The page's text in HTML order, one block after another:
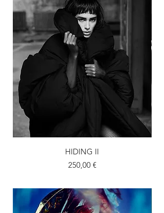
HIDING II
Prix
250,00 €